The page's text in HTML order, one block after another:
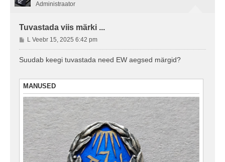
Administraator
Tuvastada viis märki ...
P
o
s
t
u
s
L Veebr 15, 2025 6:42 pm
Suudab keegi tuvastada need EW aegsed märgid?
MANUSED